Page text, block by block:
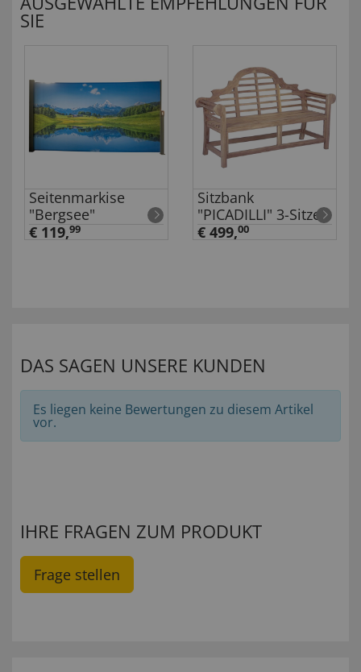
SIE
Seitenmarkise
"Bergsee"
€ 119,99
Sitzbank
"PICADILLI" 3-Sitzer
€ 499,00
DAS SAGEN UNSERE KUNDEN
Es liegen keine Bewertungen zu diesem Artikel
vor.
IHRE FRAGEN ZUM PRODUKT
Frage stellen